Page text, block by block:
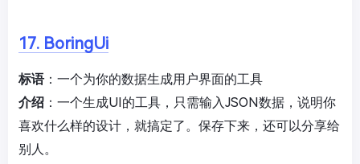
17. BoringUi
标语：一个为你的数据生成用户界面的工具
介绍 ：一个生成UI的工具，只需输入JSON数据，说明你
喜欢什么样的设计，就搞定了。保存下来，还可以分享给
别人。